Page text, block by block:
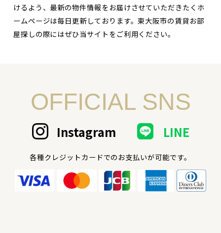
けるよう、最新の物件情報をお届けさせていただきたくホ
ームページは毎日更新しております。東大阪市の賃貸お部
屋探しの際にはぜひ当サイトをご利用ください。
OFFICIAL SNS
Instagram LINE
各種クレジットカードでのお支払いが可能です。